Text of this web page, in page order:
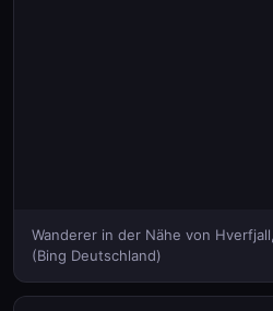
Wanderer in der Nähe von
(Bing Deutschland)